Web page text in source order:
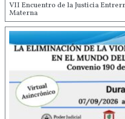
VII Encuentro de la Justicia
Materna